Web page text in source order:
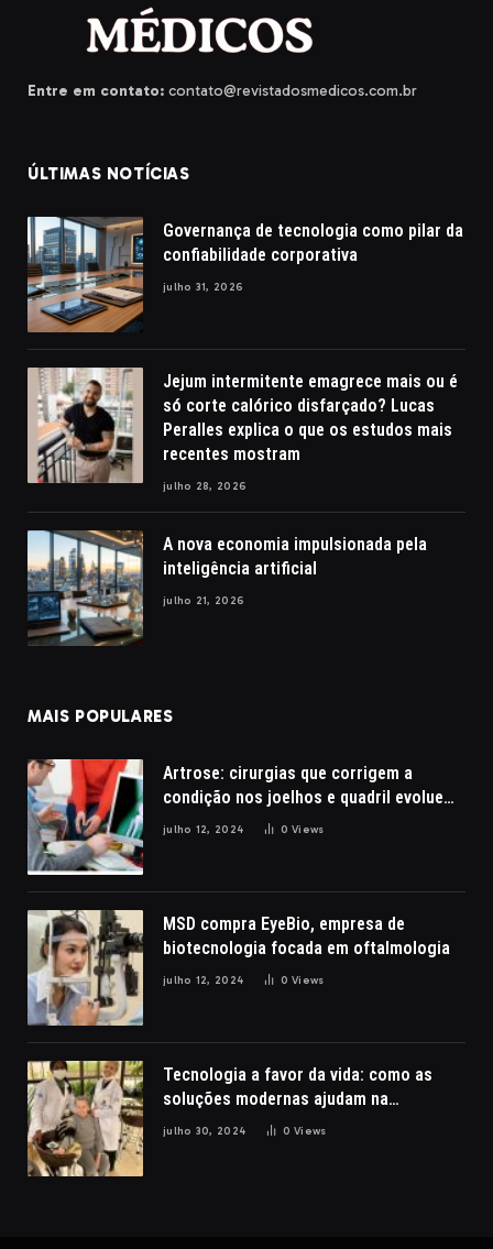
Entre em contato: contato@revistadosmedicos.com.br
ÚLTIMAS NOTÍCIAS
Governança de tecnologia como pilar da
confiabilidade corporativa
julho 31, 2026
Jejum intermitente emagrece mais ou é
só corte calórico disfarçado? Lucas
Peralles explica o que os estudos mais
recentes mostram
julho 28, 2026
A nova economia impulsionada pela
inteligência artificial
julho 21, 2026
MAIS POPULARES
Artrose: cirurgias que corrigem a
condição nos joelhos e quadril evoluem
com a robótica
julho 12, 2024 0Views
MSD compra EyeBio, empresa de
biotecnologia focada em oftalmologia
julho 12, 2024 0Views
Tecnologia a favor da vida: como as
soluções modernas ajudam na
reabilitação de pacientes com lesões
julho 30, 2024 0Views